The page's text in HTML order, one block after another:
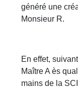
généré une
Monsieur R.
En effet,
Maître A ès
mains de la